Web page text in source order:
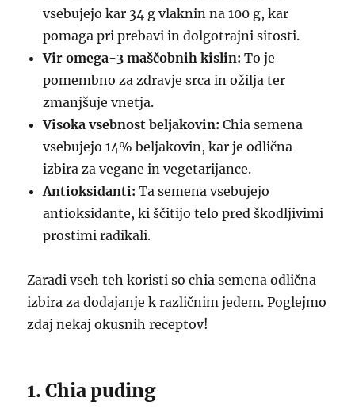
vsebujejo kar 34 g vlaknin na 100 g, kar
pomaga pri prebavi in dolgotrajni sitosti.
Vir omega-3 maščobnih kislin: To je
pomembno za zdravje srca in ožilja ter
zmanjšuje vnetja.
Visoka vsebnost beljakovin: Chia semena
vsebujejo 14% beljakovin, kar je odlična
izbira za vegane in vegetarijance.
Antioksidanti: Ta semena vsebujejo
antioksidante, ki ščitijo telo pred škodljivimi
prostimi radikali.
Zaradi vseh teh koristi so chia semena odlična
izbira za dodajanje k različnim jedem. Poglejmo
zdaj nekaj okusnih receptov!
1. Chia puding